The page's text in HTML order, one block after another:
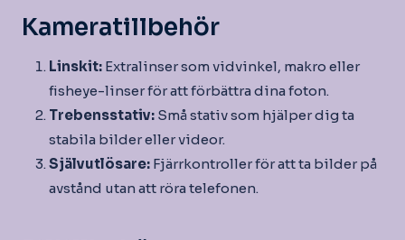
Kameratillbehör
Linskit: Extralinser som vidvinkel, makro eller
fisheye-linser för att förbättra dina foton.
Trebensstativ: Små stativ som hjälper dig ta
stabila bilder eller videor.
Självutlösare: Fjärrkontroller för att ta bilder på
avstånd utan att röra telefonen.